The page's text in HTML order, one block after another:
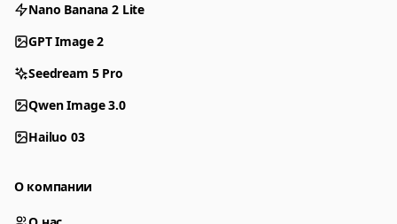
Nano Banana 2 Lite
GPT Image 2
Seedream 5 Pro
Qwen Image 3.0
Hailuo 03
О компании